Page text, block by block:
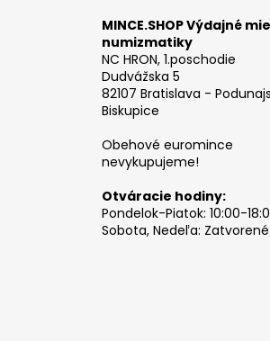
MINCE.SHOP Výdajné
numizmatiky
NC HRON, 1.poschodie
Dudvážska 5
82107 Bratislava -
Biskupice
Obehové euromince
nevykupujeme!
Otváracie hodiny:
Pondelok-Piatok: 10:00-
Sobota, Nedeľa: Zatvorené